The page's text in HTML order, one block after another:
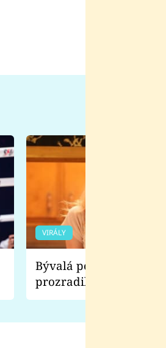
VIRÁLY
Bývalá pornoherečka
prozradila, co ji
natáčení Euforie.